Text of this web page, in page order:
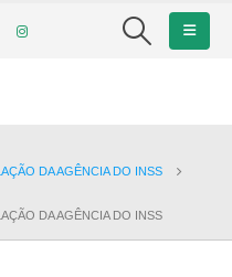
DA AGÊNCIA DO INSS
DA AGÊNCIA DO INSS